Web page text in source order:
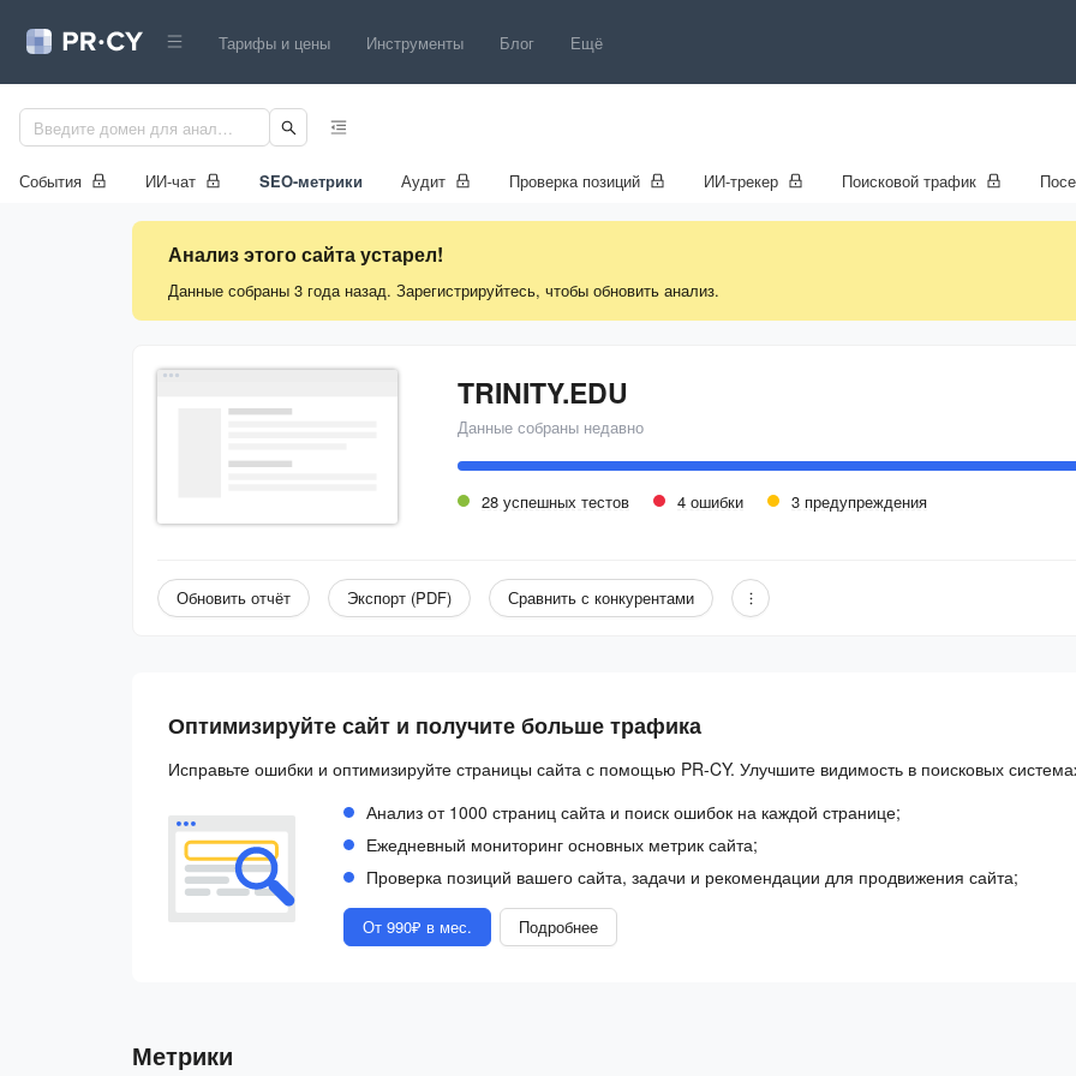
Тарифы и цены Инструменты Блог Ещё
События ИИ-чат SEO-метрики Аудит Проверка позиций ИИ-трекер Поисковой трафик
Анализ этого сайта устарел!
Данные собраны 3 года назад. Зарегистрируйтесь, чтобы обновить анализ.
TRINITY.EDU
Данные собраны недавно
28 успешных тестов 4 ошибки 3 предупреждения
Обновить отчёт Экспорт (PDF) Сравнить с конкурентами
Оптимизируйте сайт и получите больше трафика
Исправьте ошибки и оптимизируйте страницы сайта с помощью PR-CY. Улучшите видимость в поисковых
Анализ от 1000 страниц сайта и поиск ошибок на каждой странице;
Ежедневный мониторинг основных метрик сайта;
Проверка позиций вашего сайта, задачи и рекомендации для продвижения сайта;
От 990₽ в мес. Подробнее
Метрики